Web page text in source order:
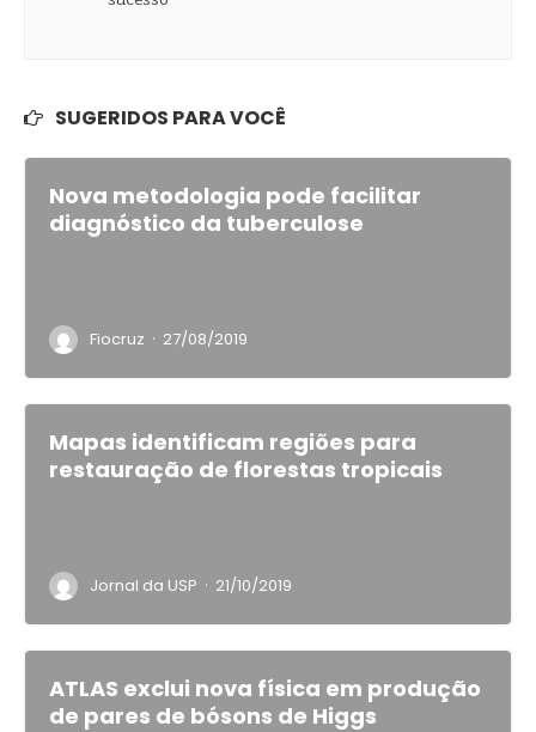
SUGERIDOS PARA VOCÊ
Nova metodologia pode facilitar
diagnóstico da tuberculose
Fiocruz · 27/08/2019
Mapas identificam regiões para
restauração de florestas tropicais
Jornal da USP · 21/10/2019
ATLAS exclui nova física em produção
de pares de bósons de Higgs